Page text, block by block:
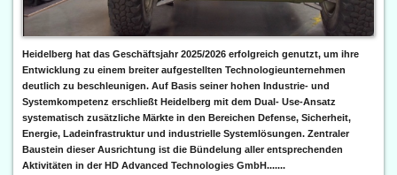
Heidelberg hat das Geschäftsjahr 2025/2026 erfolgreich genutzt, um ihre
Entwicklung zu einem breiter aufgestellten Technologieunternehmen
deutlich zu beschleunigen. Auf Basis seiner hohen Industrie- und
Systemkompetenz erschließt Heidelberg mit dem Dual- Use-Ansatz
systematisch zusätzliche Märkte in den Bereichen Defense, Sicherheit,
Energie, Ladeinfrastruktur und industrielle Systemlösungen. Zentraler
Baustein dieser Ausrichtung ist die Bündelung aller entsprechenden
Aktivitäten in der HD Advanced Technologies GmbH.......